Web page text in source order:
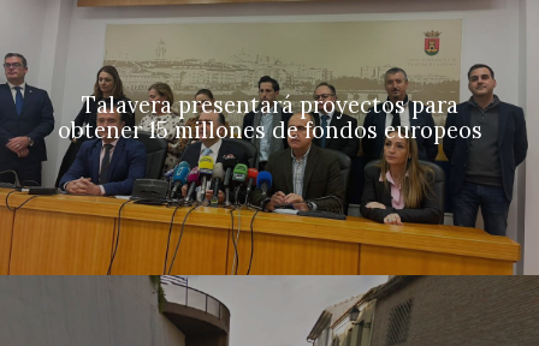
Talavera presentará proyectos para
obtener 15 millones de fondos europeos